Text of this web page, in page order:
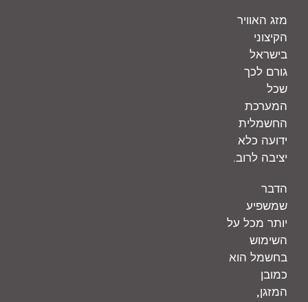
מזג האוויר
הקיצוני
בישראל
גורם לכך
שכל
המערכת
החשמלית
ידועה כלא
יציבה לרוב.
הדבר
שמשפיע
יותר מכל על
השימוש
בחשמל הוא
כמובן
המזגן,